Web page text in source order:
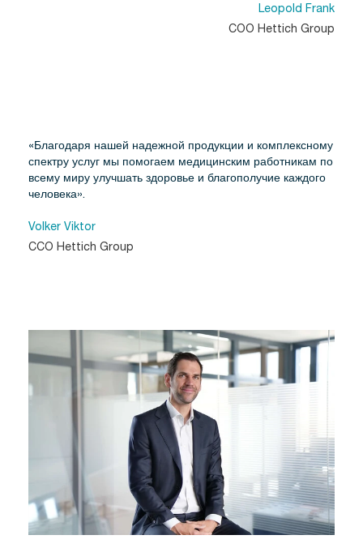
Leopold Frank
COO Hettich Group
«Благодаря нашей надежной продукции и комплексному
спектру услуг мы помогаем медицинским работникам по
всему миру улучшать здоровье и благополучие каждого
человека».
Volker Viktor
CCO Hettich Group